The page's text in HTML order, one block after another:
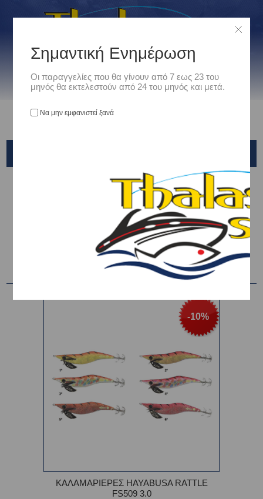
Είδη Αλιείας /
ΤΕΧΝΗΤΑ ΔΟΛΩΜΑΤΑ - ΤΣΑΠΑΡΙ - ΚΑΛΑΜΑΡΙΕΡΕΣ / ΚΑΛΑΜΑΡΙΕΡΕΣ /
HAYABUSA
Ταξινόμηση ανά
-10%
ΚΑΛΑΜΑΡΙΕΡΕΣ HAYABUSA RATTLE
FS509 3.0
Σημαντική Ενημέρωση
Οι παραγγελίες που θα γίνουν από 7 εως 23 του
μηνός θα εκτελεστούν από 24 του μηνός και μετά.
Να μην εμφανιστεί ξανά